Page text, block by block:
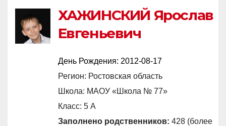
ХАЖИНСКИЙ Ярослав
Евгеньевич
День Рождения: 2012-08-17
Регион: Ростовская область
Школа: МАОУ «Школа № 77»
Класс: 5 А
Заполнено родственников: 428 (более